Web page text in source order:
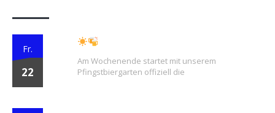
Fr.
22
Am Wochenende startet mit unserem
Pfingstbiergarten offiziell die